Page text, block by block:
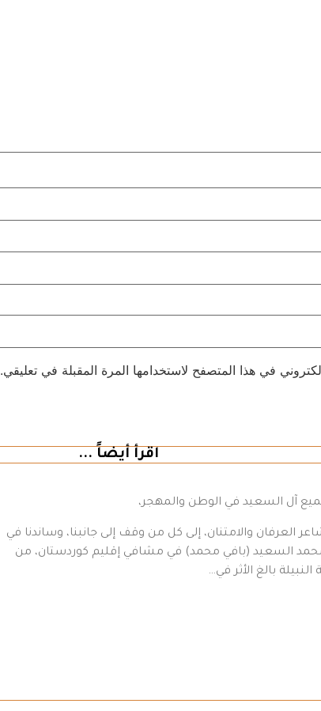
في هذا المتصفح لاستخدامها المرة المقبلة في تعليقي.
اقرأ أيضاً ...
آل السعيد في الوطن والمهجر،
العرفان والامتنان، إلى كل من وقف إلى جانبنا، وساندنا في
محمد السعيد (بافي محمد) في مشافي إقليم كوردستان، من
بالغ الأثر في…